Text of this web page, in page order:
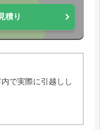
積り
で実際に引越しし